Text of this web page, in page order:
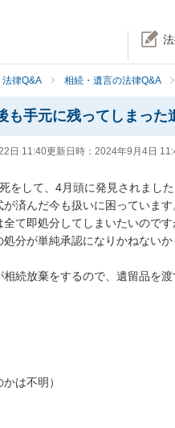
法律Q&A 相続・遺言の法律Q&A
も手元に残ってしまった
日 11:40更新日時： 2024年9月4日
をして、4月頭に発見されまし
済んだ今も扱いに困っています
て即処分してしまいたいので
分が単純承認になりかねない
続放棄をするので、遺留品を渡
は不明）